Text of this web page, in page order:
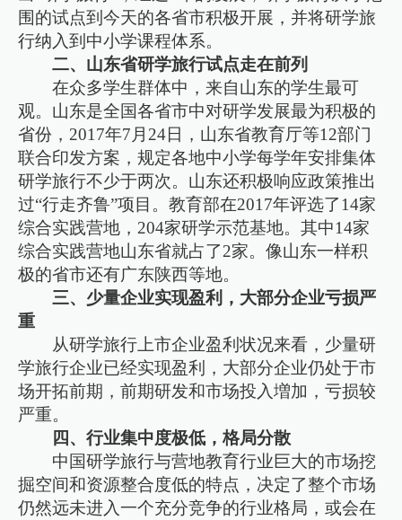
围的试点到今天的各省市积极开展，并将研学旅
行纳入到中小学课程体系。
二、山东省研学旅行试点走在前列
在众多学生群体中，来自山东的学生最可
观。山东是全国各省市中对研学发展最为积极的
省份，2017年7月24日，山东省教育厅等12部门
联合印发方案，规定各地中小学每学年安排集体
研学旅行不少于两次。山东还积极响应政策推出
过“行走齐鲁”项目。教育部在2017年评选了14家
综合实践营地，204家研学示范基地。其中14家
综合实践营地山东省就占了2家。像山东一样积
极的省市还有广东陕西等地。
三、少量企业实现盈利，大部分企业亏损严
重
从研学旅行上市企业盈利状况来看，少量研
学旅行企业已经实现盈利，大部分企业仍处于市
场开拓前期，前期研发和市场投入増加，亏损较
严重。
四、行业集中度极低，格局分散
中国研学旅行与营地教育行业巨大的市场挖
掘空间和资源整合度低的特点，决定了整个市场
仍然远未进入一个充分竞争的行业格局，或会在